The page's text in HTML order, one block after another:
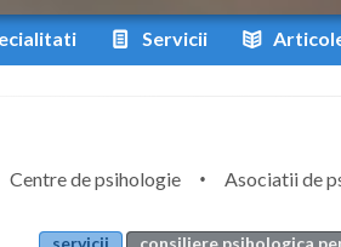
Servicii
Centre de psihologie
Asociatii de
servicii
consiliere psihologica